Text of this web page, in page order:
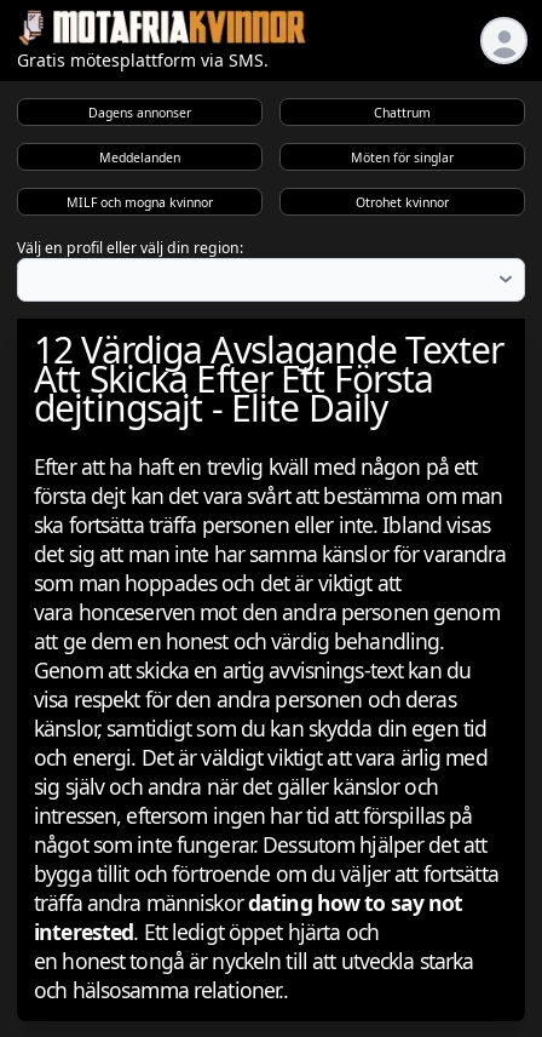
Gratis mötesplattform via SMS.
Dagens annonser Chattrum
Meddelanden Möten för singlar
MILF och mogna kvinnor Otrohet kvinnor
Välj en profil eller välj din region:
12 Värdiga Avslagande Texter
Att Skicka Efter Ett Första
dejtingsajt - Elite Daily
Efter att ha haft en trevlig kväll med någon på ett
första dejt kan det vara svårt att bestämma om man
ska fortsätta träffa personen eller inte. Ibland visas
det sig att man inte har samma känslor för varandra
som man hoppades och det är viktigt att
vara honceserven mot den andra personen genom
att ge dem en honest och värdig behandling.
Genom att skicka en artig avvisnings-text kan du
visa respekt för den andra personen och deras
känslor, samtidigt som du kan skydda din egen tid
och energi. Det är väldigt viktigt att vara ärlig med
sig själv och andra när det gäller känslor och
intressen, eftersom ingen har tid att förspillas på
något som inte fungerar. Dessutom hjälper det att
bygga tillit och förtroende om du väljer att fortsätta
träffa andra människordating how to say not
interested. Ett ledigt öppet hjärta och
en honest tongå är nyckeln till att utveckla starka
och hälsosamma relationer..